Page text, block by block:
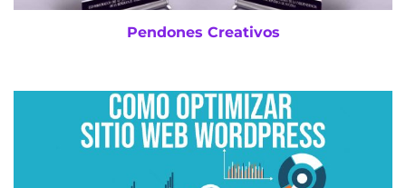
Pendones Creativos